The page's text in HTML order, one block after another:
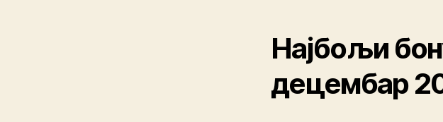
Најбољи
децембар